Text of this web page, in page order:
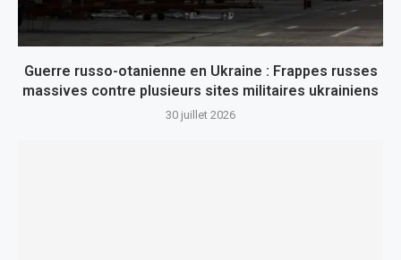
Guerre russo-otanienne en Ukraine : Frappes russes
massives contre plusieurs sites militaires ukrainiens
30 juillet 2026